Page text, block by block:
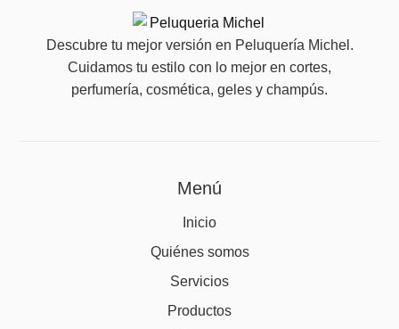
Descubre tu mejor versión en Peluquería Michel.
Cuidamos tu estilo con lo mejor en cortes,
perfumería, cosmética, geles y champús.
Menú
Inicio
Quiénes somos
Servicios
Productos